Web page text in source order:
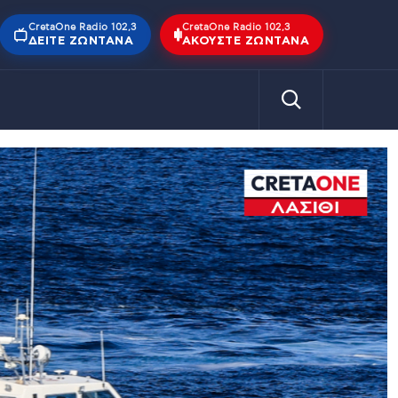
CretaOne Radio 102,3
ΔΕΊΤΕ ΖΩΝΤΑΝΆ
CretaOne Radio 102,3
ΑΚΟΎΣΤΕ ΖΩΝΤΑΝΆ